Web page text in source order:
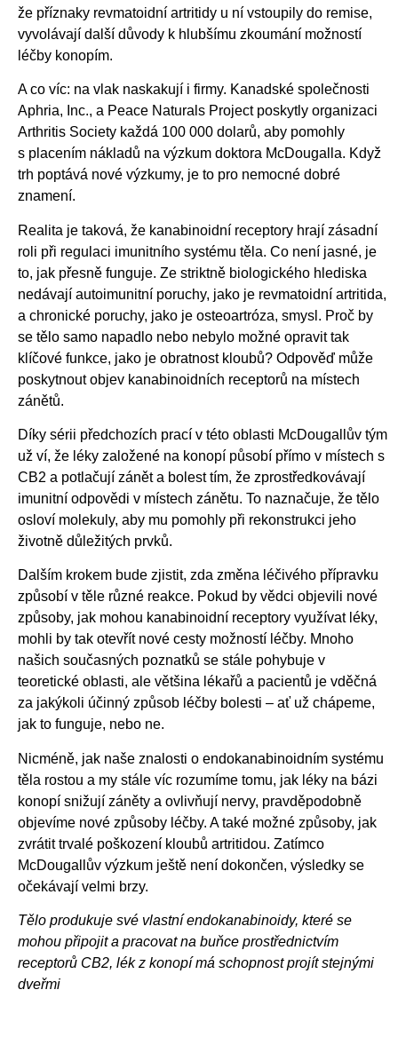
že příznaky revmatoidní artritidy u ní vstoupily do remise,
vyvolávají další důvody k hlubšímu zkoumání možností
léčby konopím.
A co víc: na vlak naskakují i firmy. Kanadské společnosti
Aphria, Inc., a Peace Naturals Project poskytly organizaci
Arthritis Society každá 100 000 dolarů, aby pomohly
s placením nákladů na výzkum doktora McDougalla. Když
trh poptává nové výzkumy, je to pro nemocné dobré
znamení.
Realita je taková, že kanabinoidní receptory hrají zásadní
roli při regulaci imunitního systému těla. Co není jasné, je
to, jak přesně funguje. Ze striktně biologického hlediska
nedávají autoimunitní poruchy, jako je revmatoidní artritida,
a chronické poruchy, jako je osteoartróza, smysl. Proč by
se tělo samo napadlo nebo nebylo možné opravit tak
klíčové funkce, jako je obratnost kloubů? Odpověď může
poskytnout objev kanabinoidních receptorů na místech
zánětů.
Díky sérii předchozích prací v této oblasti McDougallův tým
už ví, že léky založené na konopí působí přímo v místech s
CB2 a potlačují zánět a bolest tím, že zprostředkovávají
imunitní odpovědi v místech zánětu. To naznačuje, že tělo
osloví molekuly, aby mu pomohly při rekonstrukci jeho
životně důležitých prvků.
Dalším krokem bude zjistit, zda změna léčivého přípravku
způsobí v těle různé reakce. Pokud by vědci objevili nové
způsoby, jak mohou kanabinoidní receptory využívat léky,
mohli by tak otevřít nové cesty možností léčby. Mnoho
našich současných poznatků se stále pohybuje v
teoretické oblasti, ale většina lékařů a pacientů je vděčná
za jakýkoli účinný způsob léčby bolesti – ať už chápeme,
jak to funguje, nebo ne.
Nicméně, jak naše znalosti o endokanabinoidním systému
těla rostou a my stále víc rozumíme tomu, jak léky na bázi
konopí snižují záněty a ovlivňují nervy, pravděpodobně
objevíme nové způsoby léčby. A také možné způsoby, jak
zvrátit trvalé poškození kloubů artritidou. Zatímco
McDougallův výzkum ještě není dokončen, výsledky se
očekávají velmi brzy.
Tělo produkuje své vlastní endokanabinoidy, které se
mohou připojit a pracovat na buňce prostřednictvím
receptorů CB2, lék z konopí má schopnost projít stejnými
dveřmi